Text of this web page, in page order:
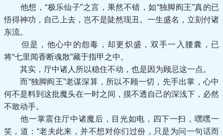
他想，“极乐仙子”之言，果然不错，如“独脚阎王”真的已
悟得神功，自己上去，岂不是陡然现丑。一生盛名，立刻付诸
东流。
但是，他心中的怨毒，却更炽盛，双手一入腰囊，已
将“七里闻香断魂散”藏于指甲之中。
其实，厅中诸人所以稳住不动，也是因为顾忌这一点。
而“独脚阎王”老谋深算，所以不顾一切，先手出掌，心中
何不是料到这批魔头在一时之间，摸不透自己的深浅下，必然
不敢动手。
他一掌震住厅中诸魔后，目光如电，四下一扫，嘿嘿一
笑，道：“老夫此来，并不想对你们过份，只是为问一句话而